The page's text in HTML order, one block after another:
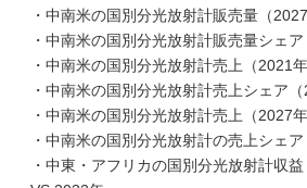
・中南米の国別分光放射計販売量（
・中南米の国別分光放射計販売量シェア
・中南米の国別分光放射計売上（2021
・中南米の国別分光放射計売上シェア（
・中南米の国別分光放射計売上（2027
・中南米の国別分光放射計の売上シェア
・中東・アフリカの国別分光放射計収